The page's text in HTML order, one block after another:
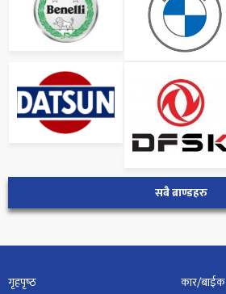
सबै ब्राण्डहरु
गृहपृष्‍ठ
कार/बाईक